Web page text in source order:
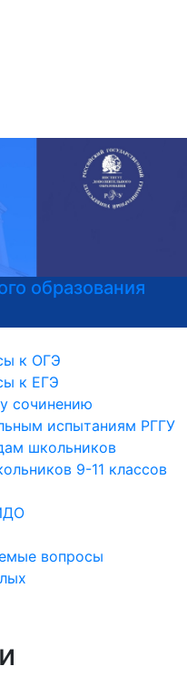
образования
к ОГЭ
к ЕГЭ
сочинению
испытаниям РГГУ
школьников
9-11 классов
вопросы